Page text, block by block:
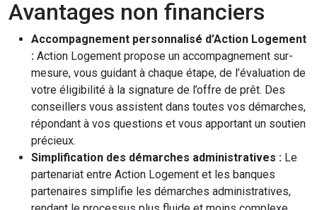
Avantages non financiers
Accompagnement personnalisé d’Action Logement
: Action Logement propose un accompagnement sur-
mesure, vous guidant à chaque étape, de l’évaluation de
votre éligibilité à la signature de l’offre de prêt. Des
conseillers vous assistent dans toutes vos démarches,
répondant à vos questions et vous apportant un soutien
précieux.
Simplification des démarches administratives : Le
partenariat entre Action Logement et les banques
partenaires simplifie les démarches administratives,